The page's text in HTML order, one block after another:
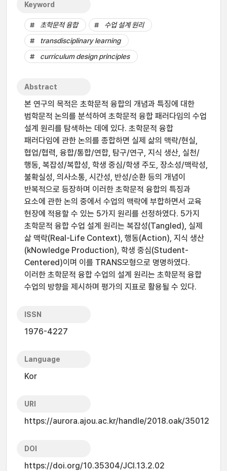
Keyword
초학문적 융합
수업 설계 원리
transdisciplinary learning
curriculum design principles
Abstract
본 연구의 목적은 초학문적 융합의 개념과 특징에 대한
범학문적 논의를 분석하여 초학문적 융합 패러다임의 수업
설계 원리를 탐색하는 데에 있다. 초학문적 융합
패러다임에 관한 논의를 종합하면 실제 삶의 맥락/현실,
협업/협력, 융합/통합/연합, 탐구/연구, 지식 생산, 실천/
행동, 복잡성/복합성, 학생 중심/학생 주도, 장소성/맥락성,
불확실성, 의사소통, 시간성, 반성/순환 등의 개념이
반복적으로 등장하며 이러한 초학문적 융합의 특징과
요소에 관한 논의 중에서 수업의 맥락에 부합하면서 교육
현장에 적용할 수 있는 5가지 원리를 선정하였다. 5가지
초학문적 융합 수업 설계 원리는 복잡성(Tangled), 실제
삶 맥락(Real-Life Context), 행동(Action), 지식 생산
(kNowledge Production), 학생 중심(Student-
Centered)이며 이를 TRANS모형으로 명명하였다.
이러한 초학문적 융합 수업의 설계 원리는 초학문적 융합
수업의 방향을 제시하며 평가의 지표로 활용될 수 있다.
ISSN
1976-4227
Language
Kor
URI
https://aurora.ajou.ac.kr/handle/2018.oak/35012
DOI
https://doi.org/10.35304/JCI.13.2.02